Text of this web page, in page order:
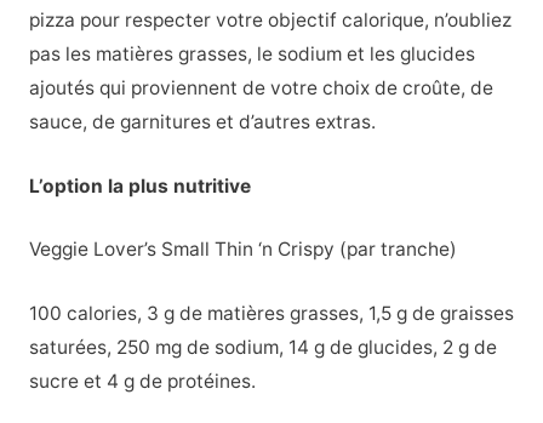
pizza pour respecter votre objectif calorique, n’oubliez
pas les matières grasses, le sodium et les glucides
ajoutés qui proviennent de votre choix de croûte, de
sauce, de garnitures et d’autres extras.
L’option la plus nutritive
Veggie Lover’s Small Thin ‘n Crispy (par tranche)
100 calories, 3 g de matières grasses, 1,5 g de graisses
saturées, 250 mg de sodium, 14 g de glucides, 2 g de
sucre et 4 g de protéines.